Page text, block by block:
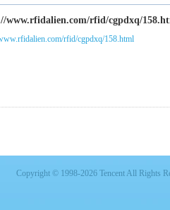
rfid/cgpdxq/158.html
Copyright © 1998-2026 Tencent All Rights